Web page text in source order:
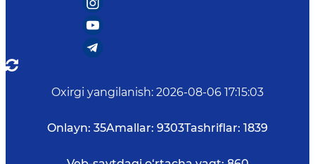
Oxirgi yangilanish: 2026-08-06 17:15:03
Onlayn: 35Amallar: 9303Tashriflar: 1839